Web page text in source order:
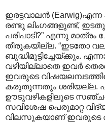
ഇരട്ടവാലന്‍
രണ്ടു ലിംഗങ്ങളുണ്ട്,
പരിപാടി?” എന്നു
തീരുകയില്ല. “ഇടതോ
ബുദ്ധിമുട്ടിച്ചേയ്ക്കും.
വഴിയില്ലാതെ ഇവര്‍
ഇവരുടെ
കരുതുന്നതും ശരിയല്ല.
ഊടുവഴികളിലൂടെ
സവിശേഷ പെരുമാറ്റ
വിലസുകയാണ് ഇവരുടെ